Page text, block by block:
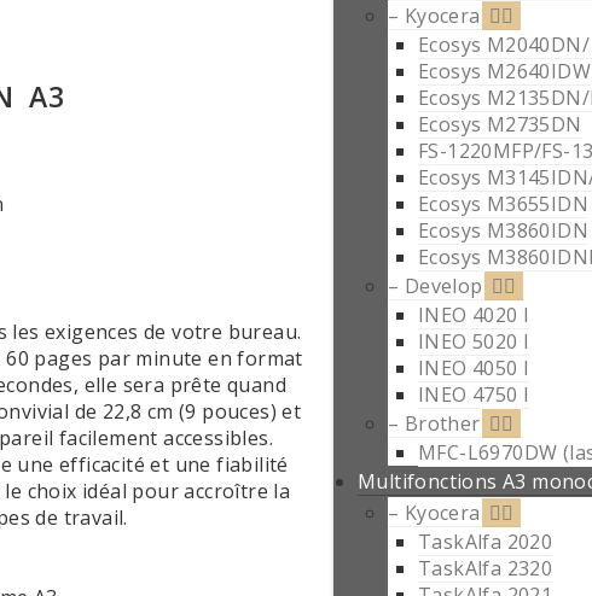
A3
exigences de votre bureau.
pages par minute en format
elle sera prête quand
de 22,8 cm (9 pouces) et
facilement accessibles.
une efficacité et une fiabilité
choix idéal pour accroître la
de travail.
– Kyocera
Ecosys
Ecosys M2640IDW
Ecosys
Ecosys M2735DN
FS-1220MFP/FS-
Ecosys
Ecosys M3655IDN
Ecosys M3860IDN
Ecosys
– Develop
INEO 4020 I
INEO 5020 I
INEO 4050 I
INEO 4750 I
– Brother
MFC-L6970DW
Multifonctions A3
– Kyocera
TaskAlfa 2020
TaskAlfa 2320